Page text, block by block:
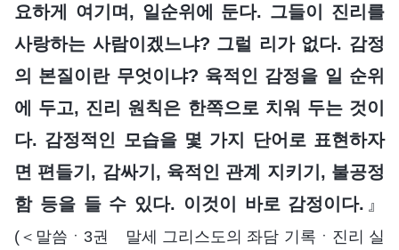
요하게 여기며, 일순위에 둔다. 그들이 진리를
사랑하는 사람이겠느냐? 그럴 리가 없다. 감정
의 본질이란 무엇이냐? 육적인 감정을 일 순위
에 두고, 진리 원칙은 한쪽으로 치워 두는 것이
다. 감정적인 모습을 몇 가지 단어로 표현하자
면 편들기, 감싸기, 육적인 관계 지키기, 불공정
함 등을 들 수 있다. 이것이 바로 감정이다. 』
(＜말씀ㆍ3권 말세 그리스도의 좌담 기록ㆍ진리 실